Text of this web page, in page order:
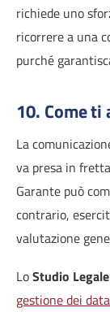
richiede uno
ricorrere a una
purché
10. Come ti
La
va presa in
Garante può
contrario,
valutazione
LoStudio
gestione dei